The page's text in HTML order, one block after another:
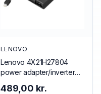
LENOVO
Lenovo 4X21H27804
power adapter/inverter
489,00 kr.